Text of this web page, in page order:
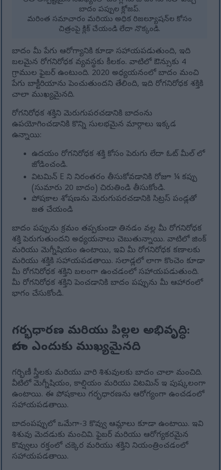
బాదం పప్పుల క్లోజప్.
మరింత సమాచారం మరియు అధిక రిజల్యూషన్‌ల కోసం
చిత్రంపై క్లిక్ చేయండి లేదా నొక్కండి.
బాదం మీ పేగు ఆరోగ్యానికి కూడా సహాయపడుతుంది, ఇది
బలమైన రోగనిరోధక వ్యవస్థకు కీలకం. వాటిలో ఔన్సుకు 4
గ్రాముల ఫైబర్ ఉంటుంది. 2020 అధ్యయనంలో బాదం మంచి
పేగు బాక్టీరియాను పెంచుతుందని తేలింది, ఇది రోగనిరోధక శక్తికి
చాలా ముఖ్యమైనది.
రోగనిరోధక శక్తిని మెరుగుపరచడానికి బాదంను
ఉపయోగించడానికి కొన్ని సులభమైన మార్గాలు ఇక్కడ
ఉన్నాయి:
ఉదయం రోగనిరోధక శక్తి కోసం పెరుగు లేదా ఓట్ మీల్ లో
జోడించండి.
విటమిన్ E ని నిరంతరం తీసుకోవడానికి రోజూ ¼ కప్పు
(సుమారు 20 బాదం) చిరుతిండి తీసుకోండి.
పోషకాల శోషణను మెరుగుపరచడానికి సిట్రస్ పండ్లతో
జత చేయండి
బాదం పప్పును క్రమం తప్పకుండా తినడం వల్ల మీ రోగనిరోధక
శక్తి పెరుగుతుందని అధ్యయనాలు చెబుతున్నాయి. వాటిలో జింక్
మరియు మెగ్నీషియం ఉంటాయి, ఇవి మీ రోగనిరోధక కణాలకు
మరియు శక్తికి సహాయపడతాయి. సలాడ్లలో లాగా కొంచెం కూడా
మీ రోగనిరోధక శక్తిని బలంగా ఉంచడంలో సహాయపడుతుంది.
మీ రోగనిరోధక శక్తిని పెంచడానికి బాదం పప్పును మీ ఆహారంలో
భాగం చేసుకోండి.
గర్భధారణ మరియు పిల్లల అభివృద్ధి:
బాదం ఎందుకు ముఖ్యమైనది
గర్భిణీ స్త్రీలకు మరియు వారి శిశువులకు బాదం చాలా మంచిది.
వీటిలో మెగ్నీషియం, కాల్షియం మరియు విటమిన్ ఇ పుష్కలంగా
ఉంటాయి. ఈ పోషకాలు గర్భధారణను ఆరోగ్యంగా ఉంచడంలో
సహాయపడతాయి.
బాదంపప్పులో ఒమేగా-3 కొవ్వు ఆమ్లాలు కూడా ఉంటాయి. ఇవి
శిశువు మెదడుకు మంచివి. ఫైబర్ మరియు ఆరోగ్యకరమైన
కొవ్వులు రక్తంలో చక్కెర మరియు శక్తిని నియంత్రించడంలో
సహాయపడతాయి.